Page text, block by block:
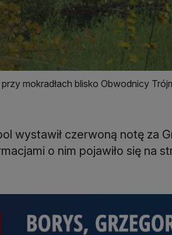
mokradłach blisko Obwodnicy
wystawił czerwoną notę za
o nim pojawiło się na